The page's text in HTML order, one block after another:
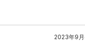
2023年9